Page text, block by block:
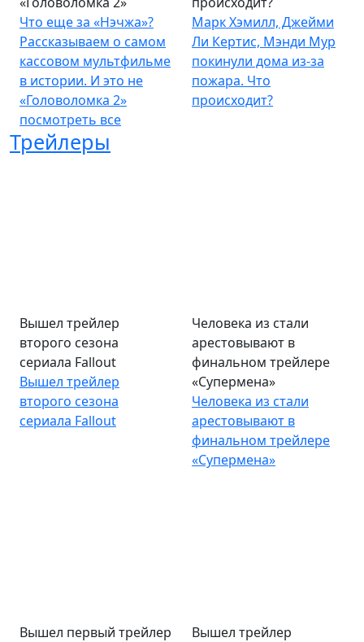
Что еще за «Нэчжа»?
Рассказываем о самом
кассовом мультфильме
в истории. И это не
«Головоломка 2»
Марк Хэмилл, Джейми
Ли Кертис, Мэнди Мур
покинули дома из-за
пожара. Что
происходит?
посмотреть все
Трейлеры
Вышел трейлер
второго сезона
сериала Fallout
Вышел трейлер
второго сезона
сериала Fallout
Человека из стали
арестовывают в
финальном трейлере
«Супермена»
Человека из стали
арестовывают в
финальном трейлере
«Супермена»
Вышел первый трейлер
Вышел трейлер